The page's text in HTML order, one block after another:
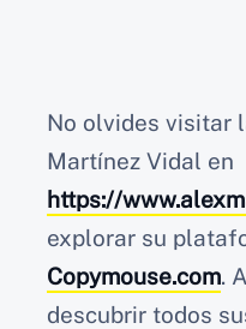
No olvides visitar
Martínez Vidal en
https://
explorar su
Copymouse.com.
descubrir todos